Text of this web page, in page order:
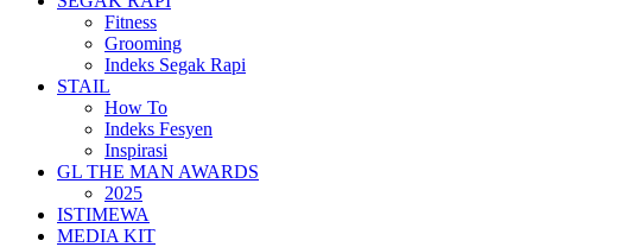
Fitness
Grooming
Indeks Segak Rapi
STAIL
How To
Indeks Fesyen
Inspirasi
GL THE MAN AWARDS
2025
ISTIMEWA
MEDIA KIT